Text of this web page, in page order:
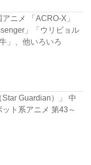
ニメ 「ACRO-X」
」「ウリビョル
」、他いろいろ
Star Guardian）」 中
ト系アニメ 第43～